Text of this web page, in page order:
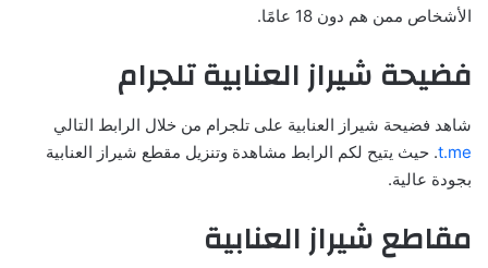
الأشخاص ممن هم دون 18 عامًا.
فضيحة شيراز العنابية تلجرام
شاهد فضيحة شيراز العنابية على تلجرام من خلال الرابط التالي
t.me. حيث يتيح لكم الرابط مشاهدة وتنزيل مقطع شيراز العنابية
بجودة عالية.
مقاطع شيراز العنابية